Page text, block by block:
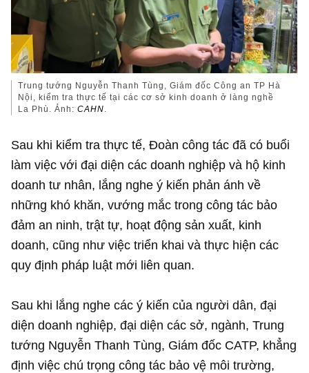
Trung tướng Nguyễn Thanh Tùng, Giám đốc Công an TP Hà
Nội, kiểm tra thực tế tại các cơ sở kinh doanh ở làng nghề
La Phù. Ảnh:CAHN.
Sau khi kiểm tra thực tế, Đoàn công tác đã có buổi
làm việc với đại diện các doanh nghiệp và hộ kinh
doanh tư nhân, lắng nghe ý kiến phản ánh về
những khó khăn, vướng mắc trong công tác bảo
đảm an ninh, trật tự, hoạt động sản xuất, kinh
doanh, cũng như việc triển khai và thực hiện các
quy định pháp luật mới liên quan.
Sau khi lắng nghe các ý kiến của người dân, đại
diện doanh nghiệp, đại diện các sở, ngành, Trung
tướng Nguyễn Thanh Tùng, Giám đốc CATP, khẳng
định việc chú trọng công tác bảo vệ môi trường,